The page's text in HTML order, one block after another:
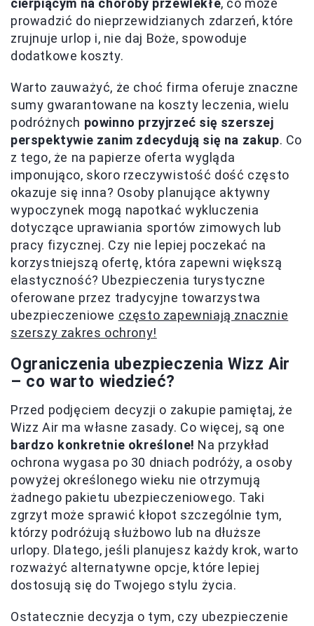
cierpiącym na choroby przewlekłe, co może
prowadzić do nieprzewidzianych zdarzeń, które
zrujnuje urlop i, nie daj Boże, spowoduje
dodatkowe koszty.
Warto zauważyć, że choć firma oferuje znaczne
sumy gwarantowane na koszty leczenia, wielu
podróżnych powinno przyjrzeć się szerszej
perspektywie zanim zdecydują się na zakup. Co
z tego, że na papierze oferta wygląda
imponująco, skoro rzeczywistość dość często
okazuje się inna? Osoby planujące aktywny
wypoczynek mogą napotkać wykluczenia
dotyczące uprawiania sportów zimowych lub
pracy fizycznej. Czy nie lepiej poczekać na
korzystniejszą ofertę, która zapewni większą
elastyczność? Ubezpieczenia turystyczne
oferowane przez tradycyjne towarzystwa
ubezpieczeniowe często zapewniają znacznie
szerszy zakres ochrony!
Ograniczenia ubezpieczenia Wizz Air
– co warto wiedzieć?
Przed podjęciem decyzji o zakupie pamiętaj, że
Wizz Air ma własne zasady. Co więcej, są one
bardzo konkretnie określone! Na przykład
ochrona wygasa po 30 dniach podróży, a osoby
powyżej określonego wieku nie otrzymują
żadnego pakietu ubezpieczeniowego. Taki
zgrzyt może sprawić kłopot szczególnie tym,
którzy podróżują służbowo lub na dłuższe
urlopy. Dlatego, jeśli planujesz każdy krok, warto
rozważyć alternatywne opcje, które lepiej
dostosują się do Twojego stylu życia.
Ostatecznie decyzja o tym, czy ubezpieczenie